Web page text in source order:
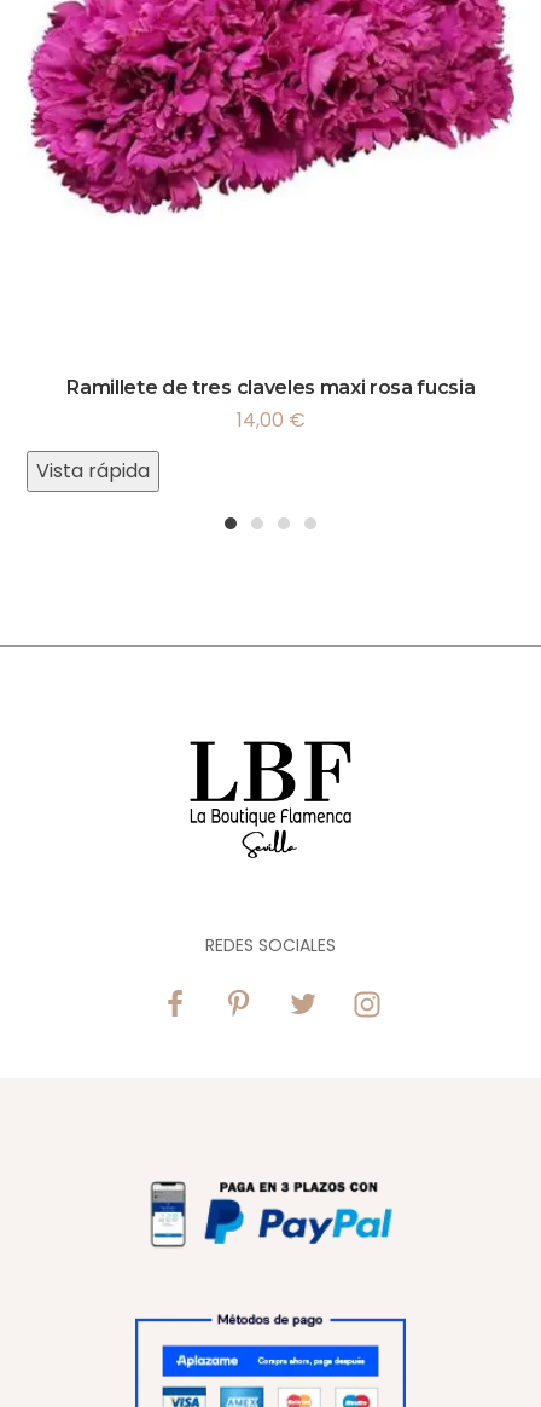
Ramillete de tres claveles maxi rosa fucsia
14,00 €
Vista rápida
REDES SOCIALES